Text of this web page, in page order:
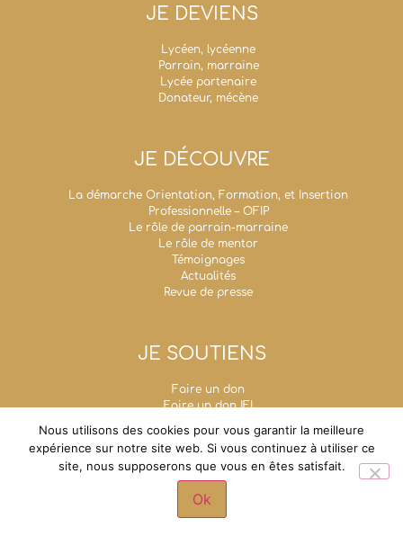
JE DEVIENS
Lycéen, lycéenne
Parrain, marraine
Lycée partenaire
Donateur, mécène
JE DÉCOUVRE
La démarche Orientation, Formation, et Insertion
Professionnelle – OFIP
Le rôle de parrain-marraine
Le rôle de mentor
Témoignages
Actualités
Revue de presse
JE SOUTIENS
Faire un don
Faire un don IFI
Mécénat d’entreprise
Legs, donations et assurances-vie
Fondation Un Avenir Ensemble
Grande chancellerie de la Légion d'honneur - 1,
rue de Solférino - 75007 Paris
Nous utilisons des cookies pour vous garantir la meilleure
expérience sur notre site web. Si vous continuez à utiliser ce
site, nous supposerons que vous en êtes satisfait.
Ok